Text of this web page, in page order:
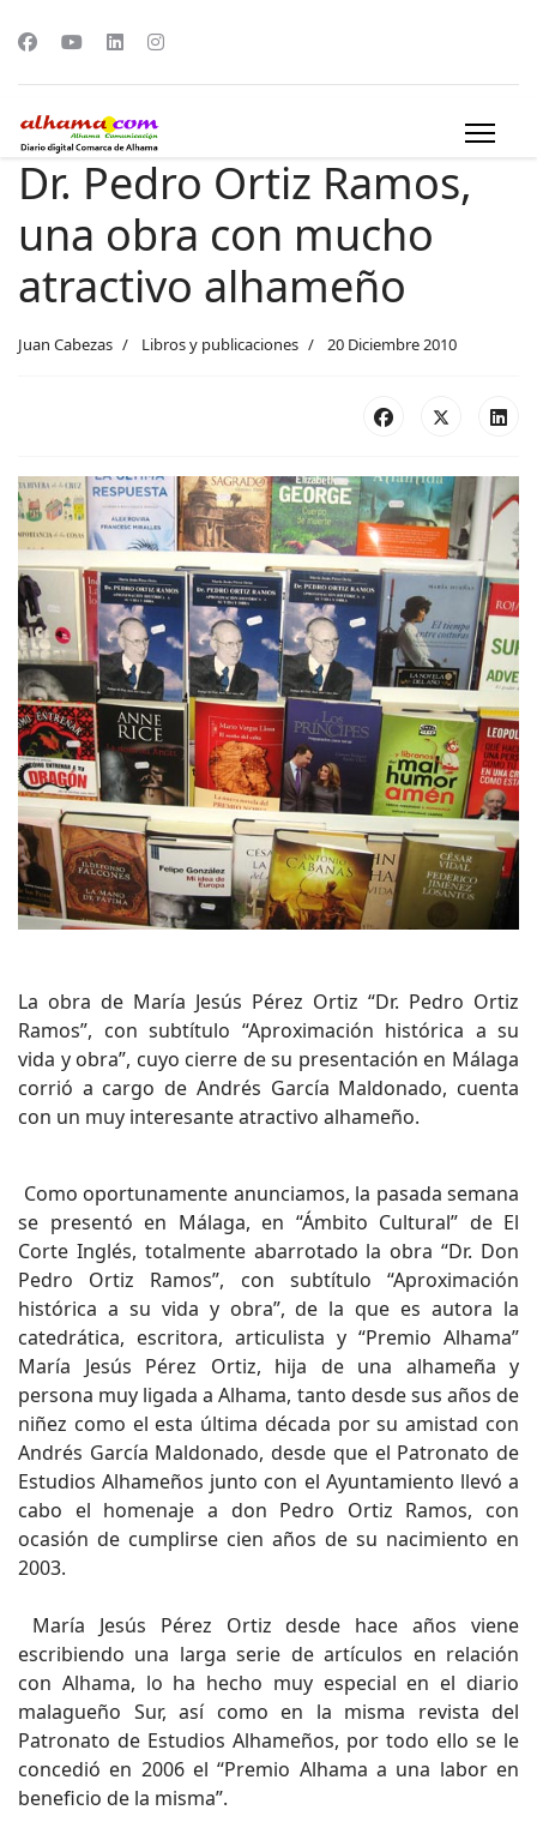
Dr. Pedro Ortiz Ramos,
una obra con mucho
atractivo alhameño
Juan Cabezas Libros y publicaciones 20 Diciembre 2010
La obra de María Jesús Pérez Ortiz “Dr. Pedro Ortiz
Ramos”, con subtítulo “Aproximación histórica a su
vida y obra”, cuyo cierre de su presentación en Málaga
corrió a cargo de Andrés García Maldonado, cuenta
con un muy interesante atractivo alhameño.
Como oportunamente anunciamos, la pasada semana
se presentó en Málaga, en “Ámbito Cultural” de El
Corte Inglés, totalmente abarrotado la obra “Dr. Don
Pedro Ortiz Ramos”, con subtítulo “Aproximación
histórica a su vida y obra”, de la que es autora la
catedrática, escritora, articulista y “Premio Alhama”
María Jesús Pérez Ortiz, hija de una alhameña y
persona muy ligada a Alhama, tanto desde sus años de
niñez como el esta última década por su amistad con
Andrés García Maldonado, desde que el Patronato de
Estudios Alhameños junto con el Ayuntamiento llevó a
cabo el homenaje a don Pedro Ortiz Ramos, con
ocasión de cumplirse cien años de su nacimiento en
2003.
María Jesús Pérez Ortiz desde hace años viene
escribiendo una larga serie de artículos en relación
con Alhama, lo ha hecho muy especial en el diario
malagueño Sur, así como en la misma revista del
Patronato de Estudios Alhameños, por todo ello se le
concedió en 2006 el “Premio Alhama a una labor en
beneficio de la misma”.